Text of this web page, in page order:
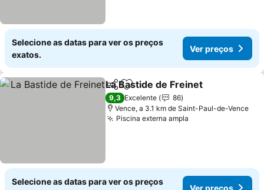
Selecione as datas para ver os preços
exatos.
Ver preços
PartilharAdicionar aos favoritos
La Bastide de Freinet
9,3 Excelente
86
Vence, a 3.1 km de Saint-Paul-de-Vence
Piscina externa ampla
Selecione as datas para ver os preços
Ver preços